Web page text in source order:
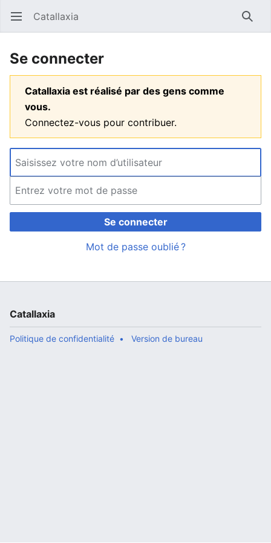
Ouvrir le menu principal Catallaxia
Se connecter
Catallaxia est réalisé par des gens comme
vous.
Connectez-vous pour contribuer.
Se connecter
Mot de passe oublié ?
Catallaxia
Politique de confidentialité Version de bureau